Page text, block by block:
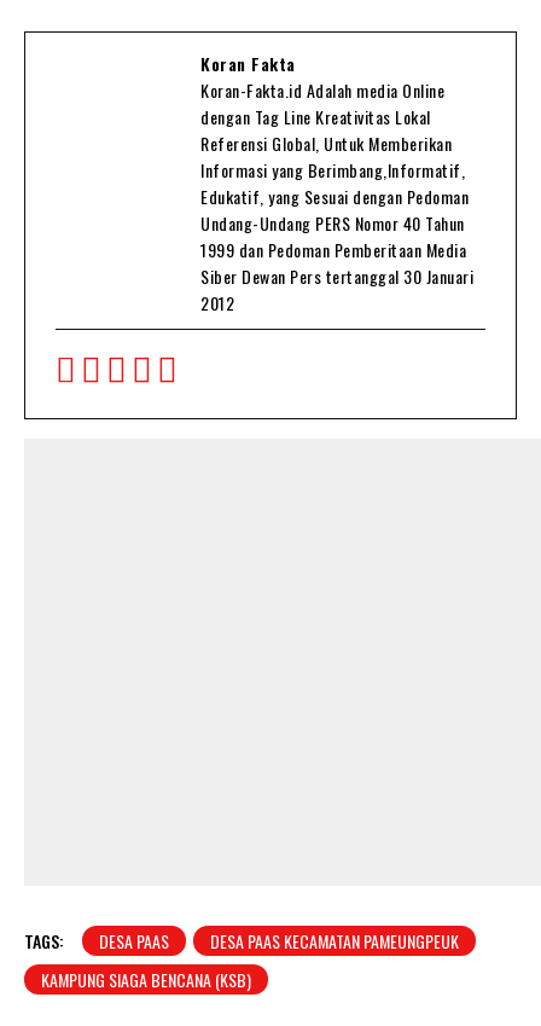
Koran Fakta
Koran-Fakta.id Adalah media Online
dengan Tag Line Kreativitas Lokal
Referensi Global, Untuk Memberikan
Informasi yang Berimbang,Informatif,
Edukatif, yang Sesuai dengan Pedoman
Undang-Undang PERS Nomor 40 Tahun
1999 dan Pedoman Pemberitaan Media
Siber Dewan Pers tertanggal 30 Januari
2012
TAGS: DESA PAAS
DESA PAAS KECAMATAN PAMEUNGPEUK
KAMPUNG SIAGA BENCANA (KSB)